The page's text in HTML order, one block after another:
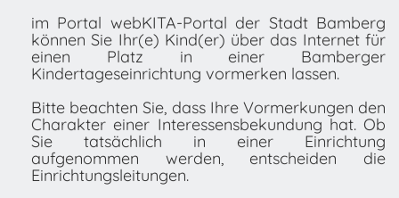
im Portal webKITA-Portal der Stadt Bamberg
können Sie Ihr(e) Kind(er) über das Internet für
einen Platz in einer Bamberger
Kindertageseinrichtung vormerken lassen.
Bitte beachten Sie, dass Ihre Vormerkungen den
Charakter einer Interessensbekundung hat. Ob
Sie tatsächlich in einer Einrichtung
aufgenommen werden, entscheiden die
Einrichtungsleitungen.